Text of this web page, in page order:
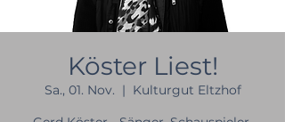
Köster Liest!
Sa., 01. Nov.
  |
Kulturgut Eltzhof